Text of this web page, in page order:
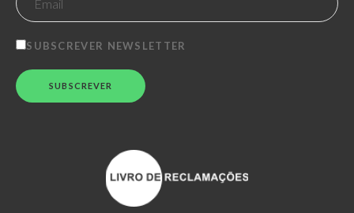
SUBSCREVER NEWSLETTER